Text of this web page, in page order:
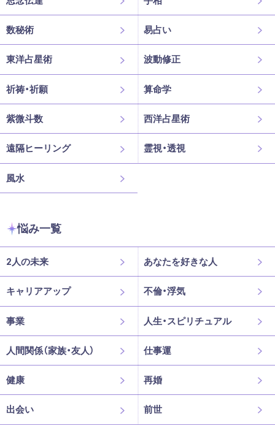
数秘術 易占い
東洋占星術 波動修正
祈祷・祈願 算命学
紫微斗数 西洋占星術
遠隔ヒーリング 霊視・透視
風水
悩み一覧
2人の未来 あなたを好きな人
キャリアアップ 不倫・浮気
事業 人生・スピリチュアル
人間関係（家族・友人） 仕事運
健康 再婚
出会い 前世